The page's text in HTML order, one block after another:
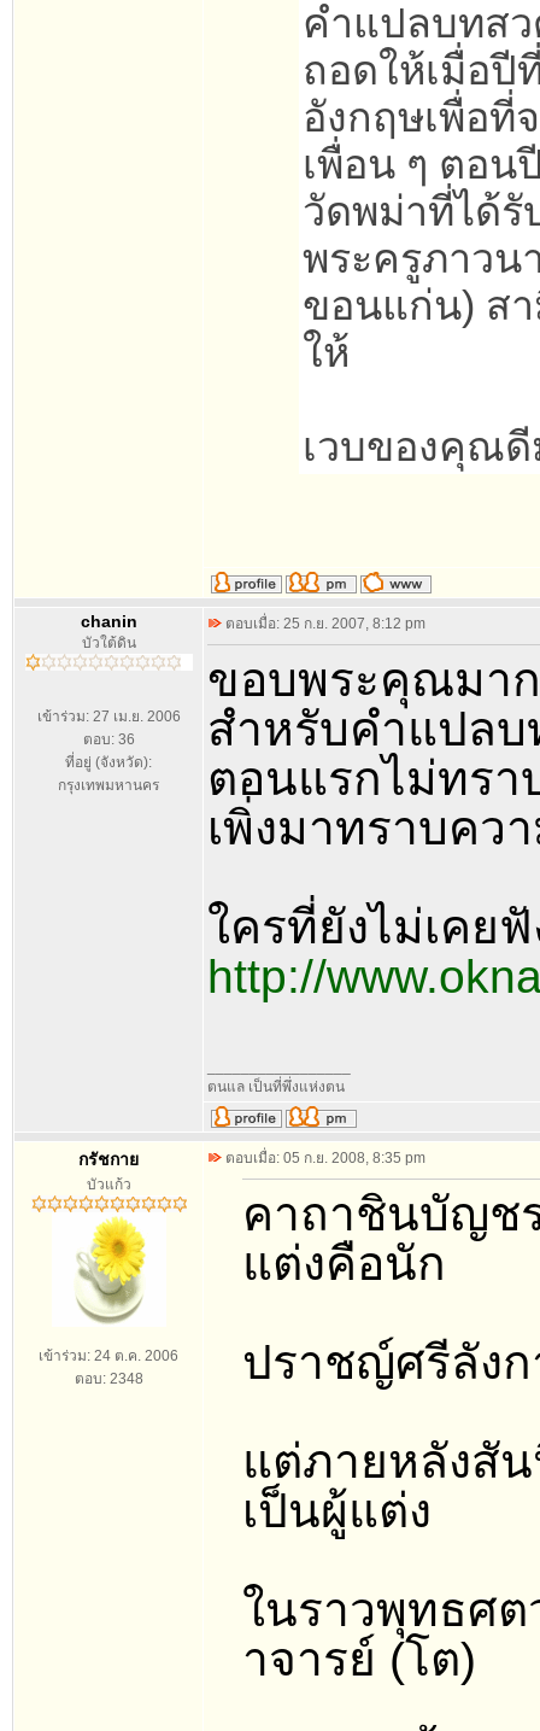
คำแปลบทสว
ถอดให้เมื่อปี
อังกฤษเพื่อที่
เพื่อน ๆ ตอ
วัดพม่าที่ได้รั
พระครูภาวน
ขอนแก่น) ส
ให้
เวบของคุณดี
chanin
บัวใต้ดิน
เข้าร่วม: 27 เม.ย. 2006
ตอบ: 36
ที่อยู่ (จังหวัด):
กรุงเทพมหานคร
ตอบเมื่อ: 25 ก.ย. 2007, 8:12 pm
ขอบพระคุณมา
สำหรับคำแปลบ
ตอนแรกไม่ทรา
เพิ่งมาทราบคว
ใครที่ยังไม่เคย
http://
ตนแล เป็นที่พึ่งแห่งตน
กรัชกาย
บัวแก้ว
เข้าร่วม: 24 ต.ค. 2006
ตอบ: 2348
ตอบเมื่อ: 05 ก.ย. 2008, 8:35 pm
คาถาชินบัญช
แต่งคือนัก
ปราชญ์ศรีลังก
แต่ภายหลังสั
เป็นผู้แต่ง
ในราวพุทธศต
าจารย์ (โต)